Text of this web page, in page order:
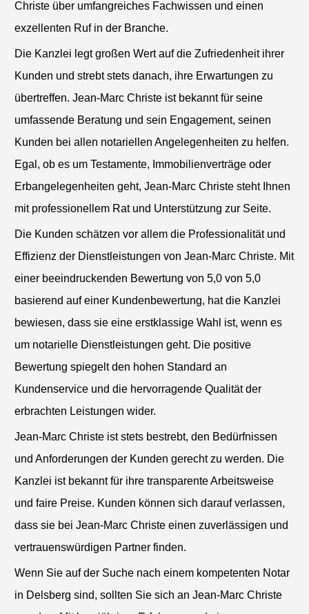
Christe über umfangreiches Fachwissen und einen
exzellenten Ruf in der Branche.
Die Kanzlei legt großen Wert auf die Zufriedenheit ihrer
Kunden und strebt stets danach, ihre Erwartungen zu
übertreffen. Jean-Marc Christe ist bekannt für seine
umfassende Beratung und sein Engagement, seinen
Kunden bei allen notariellen Angelegenheiten zu helfen.
Egal, ob es um Testamente, Immobilienverträge oder
Erbangelegenheiten geht, Jean-Marc Christe steht Ihnen
mit professionellem Rat und Unterstützung zur Seite.
Die Kunden schätzen vor allem die Professionalität und
Effizienz der Dienstleistungen von Jean-Marc Christe. Mit
einer beeindruckenden Bewertung von 5,0 von 5,0
basierend auf einer Kundenbewertung, hat die Kanzlei
bewiesen, dass sie eine erstklassige Wahl ist, wenn es
um notarielle Dienstleistungen geht. Die positive
Bewertung spiegelt den hohen Standard an
Kundenservice und die hervorragende Qualität der
erbrachten Leistungen wider.
Jean-Marc Christe ist stets bestrebt, den Bedürfnissen
und Anforderungen der Kunden gerecht zu werden. Die
Kanzlei ist bekannt für ihre transparente Arbeitsweise
und faire Preise. Kunden können sich darauf verlassen,
dass sie bei Jean-Marc Christe einen zuverlässigen und
vertrauenswürdigen Partner finden.
Wenn Sie auf der Suche nach einem kompetenten Notar
in Delsberg sind, sollten Sie sich an Jean-Marc Christe